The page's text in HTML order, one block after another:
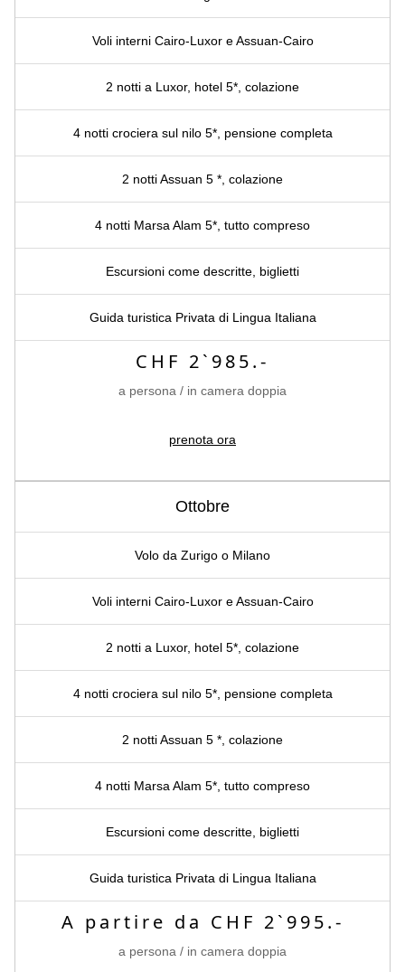
Voli interni Cairo-Luxor e Assuan-Cairo
2 notti a Luxor, hotel 5*, colazione
4 notti crociera sul nilo 5*, pensione completa
2 notti Assuan 5 *, colazione
4 notti Marsa Alam 5*, tutto compreso
Escursioni come descritte, biglietti
Guida turistica Privata di Lingua Italiana
CHF 2`985.-
a persona / in camera doppia
prenota ora
Ottobre
Volo da Zurigo o Milano
Voli interni Cairo-Luxor e Assuan-Cairo
2 notti a Luxor, hotel 5*, colazione
4 notti crociera sul nilo 5*, pensione completa
2 notti Assuan 5 *, colazione
4 notti Marsa Alam 5*, tutto compreso
Escursioni come descritte, biglietti
Guida turistica Privata di Lingua Italiana
A partire da CHF 2`995.-
a persona / in camera doppia